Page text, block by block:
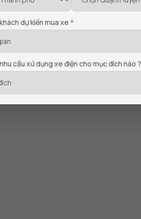
dự kiến mua xe *
cầu xử dụng xe điện cho mục đích nào ?